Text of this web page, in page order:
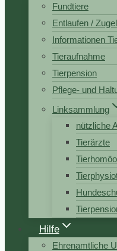
Fundtiere
Entlaufen /
Informationen
Tieraufnahme
Tierpension
Pflege- und
Linksammlung
nützliche
Tierärzte
Hilfe
Ehrenamtliche